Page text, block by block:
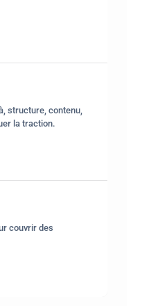
structure, contenu,
la traction.
couvrir des